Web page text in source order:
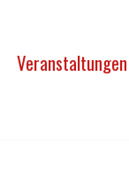
Ver­an­stal­tun­gen